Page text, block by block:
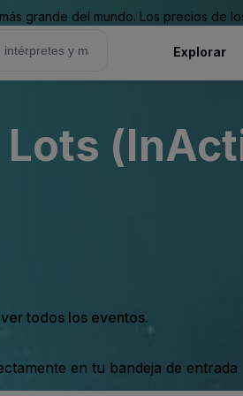
grande del mundo. Los precios de
Explorar
todos los eventos.
en tu bandeja de entrada